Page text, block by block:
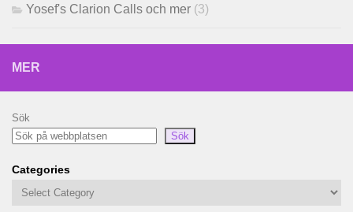
Yosef's Clarion Calls och mer (3)
MER
Sök
Sök
Categories